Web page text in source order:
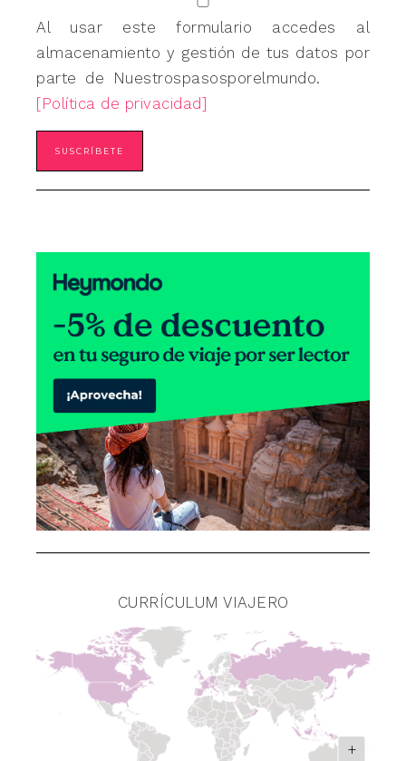
Al usar este formulario accedes al
almacenamiento y gestión de tus datos por
parte de Nuestrospasosporelmundo.
[Política de privacidad]
CURRÍCULUM VIAJERO
+